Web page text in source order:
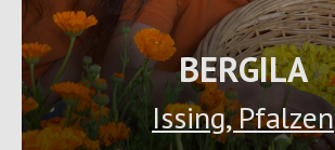
BERGILA
Issing, Pfalzen